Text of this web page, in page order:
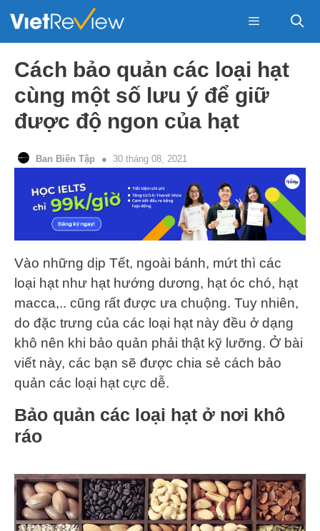
Menu
Cách bảo quản các loại hạt
cùng một số lưu ý để giữ
được độ ngon của hạt
Ban Biên Tập 30 tháng 08, 2021
Vào những dịp Tết, ngoài bánh, mứt thì các
loại hạt như hạt hướng dương, hạt óc chó, hạt
macca,.. cũng rất được ưa chuộng. Tuy nhiên,
do đặc trưng của các loại hạt này đều ở dạng
khô nên khi bảo quản phải thật kỹ lưỡng. Ở bài
viết này, các bạn sẽ được chia sẻ cách bảo
quản các loại hạt cực dễ.
Bảo quản các loại hạt ở nơi khô
ráo